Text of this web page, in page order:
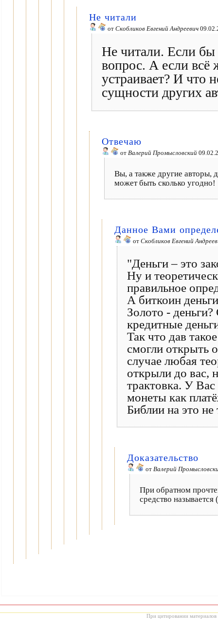
Не читали
от Скобликов Евгений Андреевич
Не читали. Если бы
вопрос. А если всё
устраивает? И что
сущности других
Отвечаю
от Валерий Промысловский
Вы, а также другие авторы,
может быть сколько угодно!
Данное Вами
от Скобликов Евгений
"Деньги – это
Ну и
правильное
А биткоин
Золото -
кредитные
Так что дав
смогли открыть
случае любая
открыли до вас,
трактовка. У Вас
монеты как
Библии на это не
Доказательство
от Валерий
При обратном
средство называется
При цитировании материалов